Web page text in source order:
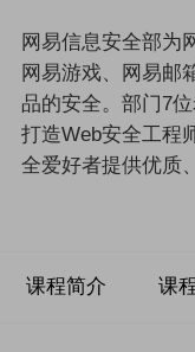
网易信息安全部为
网易游戏、网易邮
品的安全。部门7
打造Web安全工程
全爱好者提供优质
课程简介 课